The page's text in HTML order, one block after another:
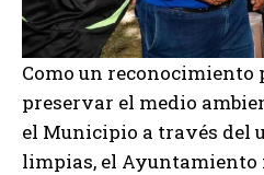
Como un reconocimiento
preservar el medio
el Municipio a través del
limpias, el Ayuntamiento